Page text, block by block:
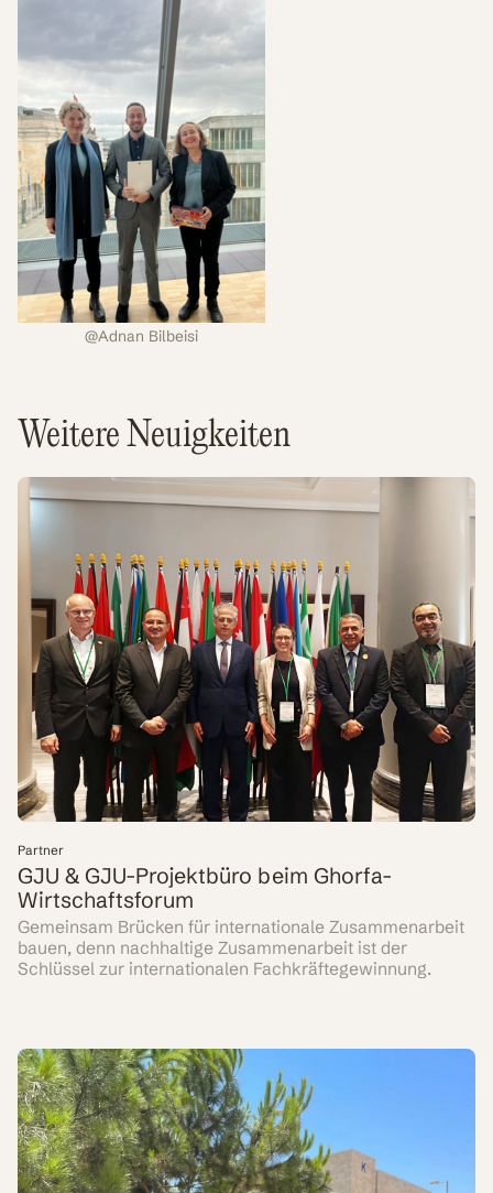
@Adnan Bilbeisi
Weitere Neuigkeiten
Partner
GJU & GJU-Projektbüro beim Ghorfa-
Wirtschaftsforum
Gemeinsam Brücken für internationale Zusammenarbeit
bauen, denn nachhaltige Zusammenarbeit ist der
Schlüssel zur internationalen Fachkräftegewinnung.